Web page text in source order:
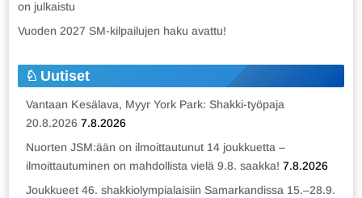
on julkaistu
Vuoden 2027 SM-kilpailujen haku avattu!
Uutiset
Vantaan Kesälava, Myyr York Park: Shakki-työpaja
20.8.2026 7.8.2026
Nuorten JSM:ään on ilmoittautunut 14 joukkuetta –
ilmoittautuminen on mahdollista vielä 9.8. saakka! 7.8.2026
Joukkueet 46. shakkiolympialaisiin Samarkandissa 15.–28.9.